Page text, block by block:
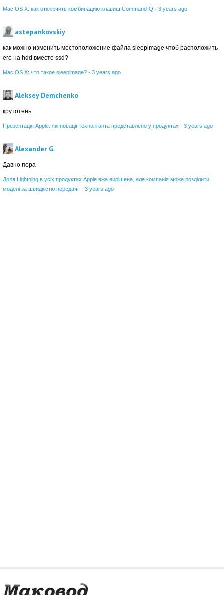
Mac OS X: как отключить комбинацию клавиш Command-Q · 3 years ago
astepankovskiy
как можно изменить местоположение файла sleepimage чтоб расположить
его на hdd вместо ssd?
Mac OS X: что такое sleepimage? · 3 years ago
Aleksey Demchenko
крутотень
Презентація Apple: які новації техногіганта представлено у продуктах · 3 years ago
Alexander G.
Давно пора
Доля Lightning в усіх продуктах Apple вже вирішена, але компанія може розділити
моделі за швидкістю передачі · 3 years ago